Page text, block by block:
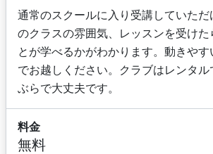
通常のスクールに入り受講していた
のクラスの雰囲気、レッスンを受けた
とが学べるかがわかります。動きや
でお越しください。クラブはレンタ
ぶらで大丈夫です。
料金
無料